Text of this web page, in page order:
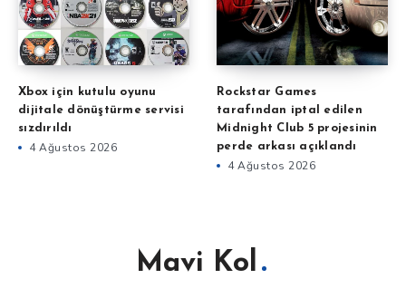
Xbox için kutulu oyunu
dijitale dönüştürme servisi
sızdırıldı
4 Ağustos 2026
Rockstar Games
tarafından iptal edilen
Midnight Club 5 projesinin
perde arkası açıklandı
4 Ağustos 2026
Mavi Kol